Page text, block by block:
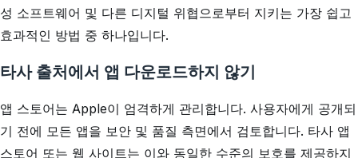
성 소프트웨어 및 다른 디지털 위협으로부터 지키는 가장 쉽고
효과적인 방법 중 하나입니다.
타사 출처에서 앱 다운로드하지 않기
앱 스토어는 Apple이 엄격하게 관리합니다. 사용자에게 공개되
기 전에 모든 앱을 보안 및 품질 측면에서 검토합니다. 타사 앱
스토어 또는 웹 사이트는 이와 동일한 수준의 보호를 제공하지